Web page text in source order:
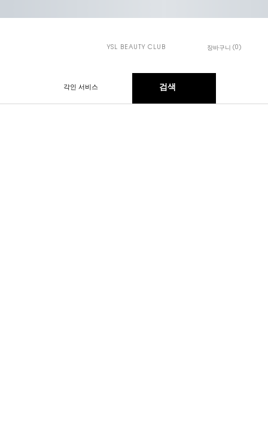
YSL BEAUTY CLUB 장바구니 0
각인 서비스 검색